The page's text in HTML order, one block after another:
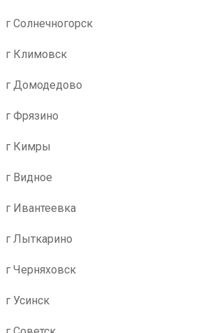
г Солнечногорск
г Климовск
г Домодедово
г Фрязино
г Кимры
г Видное
г Ивантеевка
г Лыткарино
г Черняховск
г Усинск